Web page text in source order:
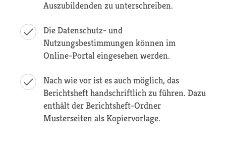
Auszubildenden zu unterschreiben.
Die Datenschutz- und
Nutzungsbestimmungen können im
Online-Portal eingesehen werden.
Nach wie vor ist es auch möglich, das
Berichtsheft handschriftlich zu führen. Dazu
enthält der Berichtsheft-Ordner
Musterseiten als Kopiervorlage.